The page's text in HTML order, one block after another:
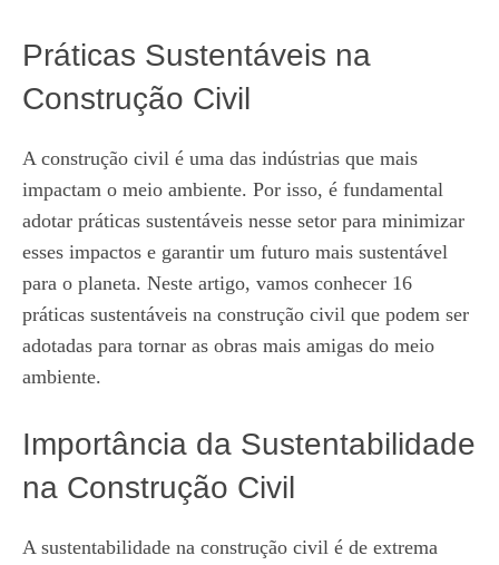
Práticas Sustentáveis na
Construção Civil
A construção civil é uma das indústrias que mais
impactam o meio ambiente. Por isso, é fundamental
adotar práticas sustentáveis nesse setor para minimizar
esses impactos e garantir um futuro mais sustentável
para o planeta. Neste artigo, vamos conhecer 16
práticas sustentáveis na construção civil que podem ser
adotadas para tornar as obras mais amigas do meio
ambiente.
Importância da Sustentabilidade
na Construção Civil
A sustentabilidade na construção civil é de extrema